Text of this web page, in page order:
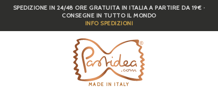
SkipSPEDIZIONE IN 24/48 ORE GRATUITA IN ITALIA A PARTIRE DA 19€ ·
CONSEGNE IN TUTTO IL MONDO
INFO SPEDIZIONI
MADE IN ITALY